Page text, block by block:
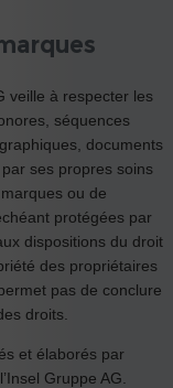
veille à respecter les
séquences
documents
ses propres soins
ou de
protégées par
dispositions du droit
des propriétaires
pas de conclure
droits.
et élaborés par
Gruppe AG.